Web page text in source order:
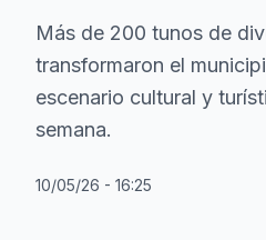
Más de 200 tunos de
transformaron el
escenario cultural y
semana.
10/05/26 - 16:25